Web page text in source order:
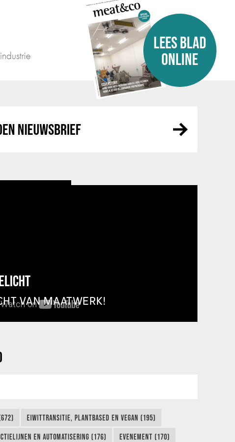
LEES BLAD
ONLINE
NIEUWSBRIEF
VAN MAATWERK!
EIWITTRANSITIE, PLANTBASED EN VEGAN (195)
EN AUTOMATISERING (176) EVENEMENT (170)